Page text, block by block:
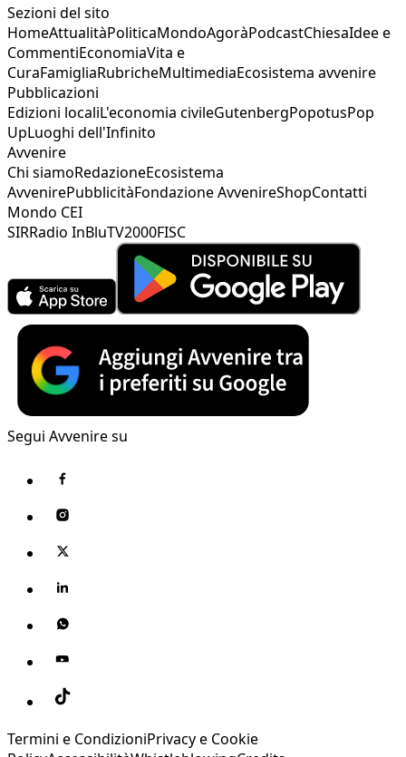
Sezioni del sito
HomeAttualitàPoliticaMondoAgoràPodcastChiesaIdee e
CommentiEconomiaVita e
CuraFamigliaRubricheMultimediaEcosistema avvenire
Pubblicazioni
Edizioni localiL'economia civileGutenbergPopotusPop
UpLuoghi dell'Infinito
Avvenire
Chi siamoRedazioneEcosistema
AvvenirePubblicitàFondazione AvvenireShopContatti
Mondo CEI
SIRRadio InBluTV2000FISC
Segui Avvenire su
Termini e CondizioniPrivacy e Cookie